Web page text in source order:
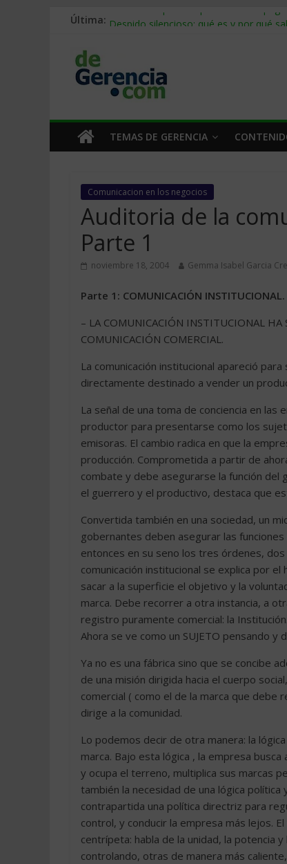
Última: Stablecoins para empresas: cómo
Trabajo forzoso en la cadena de
Mercado hispano de EE. UU.: cómo
TEMAS DE GERENCIA
Comunicacion en los negocios
Auditoria de la
Parte 1
noviembre 18, 2004 Gemma Isabel Garcia
Parte 1: COMUNICACIÓN
– LA COMUNICACIÓN INSTITUCIONAL
COMUNICACIÓN COMERCIAL.
La comunicación institucional apareció
directamente destinado a vender un
La señal de una toma de conciencia en
productor para presentarse como los
emisoras. El cambio radica en que la
producción. Comprometida a partir de
combate y debe asegurarse la función del
el guerrero y el productivo, destaca
Convertida también en una sociedad, un
gobernantes deben asegurar las funciones
entonces en su seno los tres órdenes,
comunicación institucional se explica por
sacar a la superficie el objetivo y la
marca. Debe recorrer a otra instancia, a
registro puramente comercial: la
Ahora se ve como un SUJETO pensando y
Ya no es una fábrica sino que se concibe
de una misión dirigida hacia el cuerpo
comercial ( como el de la marca que
dirige a la comunidad.
Lo podemos decir de otra manera: la
marca. Bajo esta lógica , la empresa
y ocupa el terreno, multiplica sus marcas
también la necesidad de una lógica
contrapartida una política directriz para
control, y conducir la empresa más lejos.
centrípeta: habla de la unidad, la potencia
controlando, otras de manera más